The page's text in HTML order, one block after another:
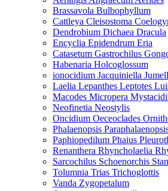
Brassavola Bulbophyllum
Cattleya Cleisostoma
Dendrobium Dichaea Dracula
Encyclia Epidendrum Eria
Catasetum Gastrochilus
Habenaria Holcoglossum
ionocidium Jacquiniella
Laelia Lepanthes Leptotes
Macodes Micropera
Neofinetia Neostylis
Oncidium Oeceoclades
Phalaenopsis
Paphiopedilum Phaius
Renanthera Rhyncholaelia
Sarcochilus Schoenorchis
Tolumnia Trias Trichoglottis
Vanda Zygopetalum